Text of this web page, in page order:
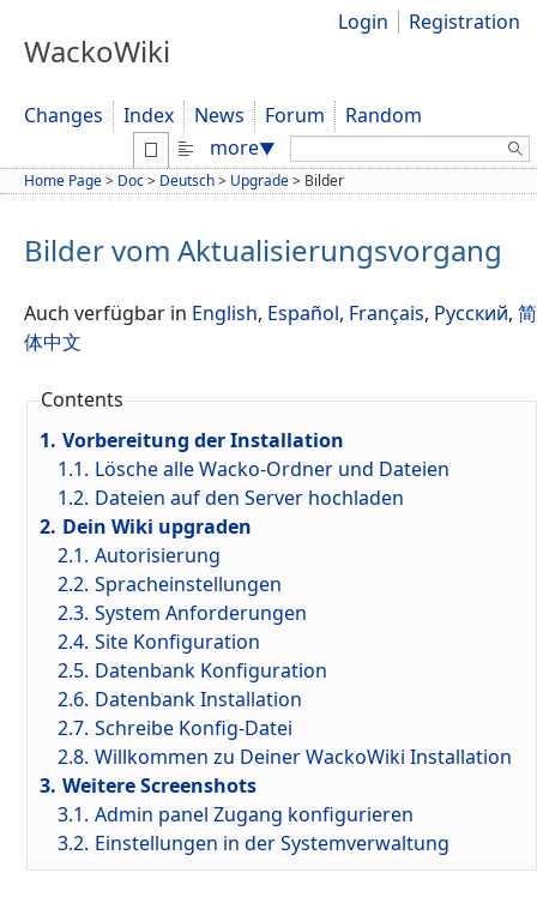
WackoWiki
Login Registration
Changes Index News Forum
Random
more▼ Search:
Home Page> Doc> Deutsch> Upgrade> Bilder
Bilder vom Aktualisierungsvorgang
Auch verfügbar in English, Español, Français, Русский, 简
体中文
Contents
1. Vorbereitung der Installation
1.1. Lösche alle Wacko-Ordner und Dateien
1.2. Dateien auf den Server hochladen
2. Dein Wiki upgraden
2.1. Autorisierung
2.2. Spracheinstellungen
2.3. System Anforderungen
2.4. Site Konfiguration
2.5. Datenbank Konfiguration
2.6. Datenbank Installation
2.7. Schreibe Konfig-Datei
2.8. Willkommen zu Deiner WackoWiki Installation
3. Weitere Screenshots
3.1. Admin panel Zugang konfigurieren
3.2. Einstellungen in der Systemverwaltung